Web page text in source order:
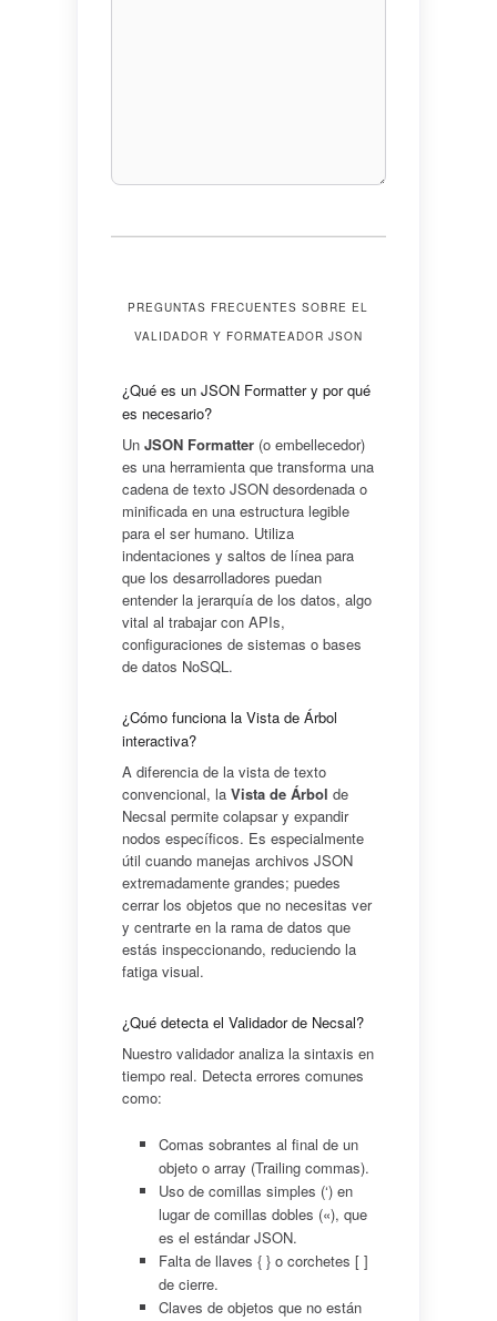
PREGUNTAS FRECUENTES SOBRE EL
VALIDADOR Y FORMATEADOR JSON
¿Qué es un JSON Formatter y por qué
es necesario?
UnJSON Formatter (o embellecedor)
es una herramienta que transforma una
cadena de texto JSON desordenada o
minificada en una estructura legible
para el ser humano. Utiliza
indentaciones y saltos de línea para
que los desarrolladores puedan
entender la jerarquía de los datos, algo
vital al trabajar con APIs,
configuraciones de sistemas o bases
de datos NoSQL.
¿Cómo funciona la Vista de Árbol
interactiva?
A diferencia de la vista de texto
convencional, laVista de Árbol de
Necsal permite colapsar y expandir
nodos específicos. Es especialmente
útil cuando manejas archivos JSON
extremadamente grandes; puedes
cerrar los objetos que no necesitas ver
y centrarte en la rama de datos que
estás inspeccionando, reduciendo la
fatiga visual.
¿Qué detecta el Validador de Necsal?
Nuestro validador analiza la sintaxis en
tiempo real. Detecta errores comunes
como:
Comas sobrantes al final de un
objeto o array (Trailing commas).
Uso de comillas simples (‘) en
lugar de comillas dobles («), que
es el estándar JSON.
Falta de llaves { } o corchetes [ ]
de cierre.
Claves de objetos que no están